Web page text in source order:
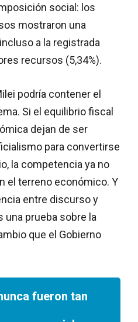
social: los
mostraron una
a la registrada
recursos (5,34%).
podría contener el
Si el equilibrio fiscal
dejan de ser
para convertirse
la competencia ya no
el terreno económico. Y
entre discurso y
una prueba sobre la
que el Gobierno
fueron tan